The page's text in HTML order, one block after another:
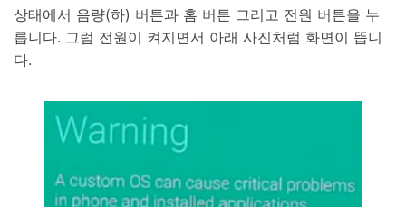
상태에서 음량(하) 버튼과 홈 버튼 그리고 전원 버튼을 누
릅니다. 그럼 전원이 켜지면서 아래 사진처럼 화면이 뜹니
다.